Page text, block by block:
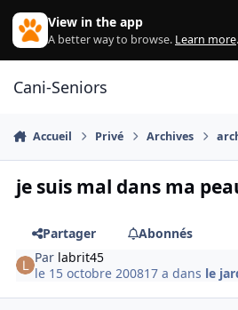
Aller au contenu
View in the app
A better way to browse. Learn more.
Cani-Seniors
Accueil Privé Archives
je suis mal dans ma
Partager
Abonnés
Par labrit45
le 15 octobre 200817 a dans le